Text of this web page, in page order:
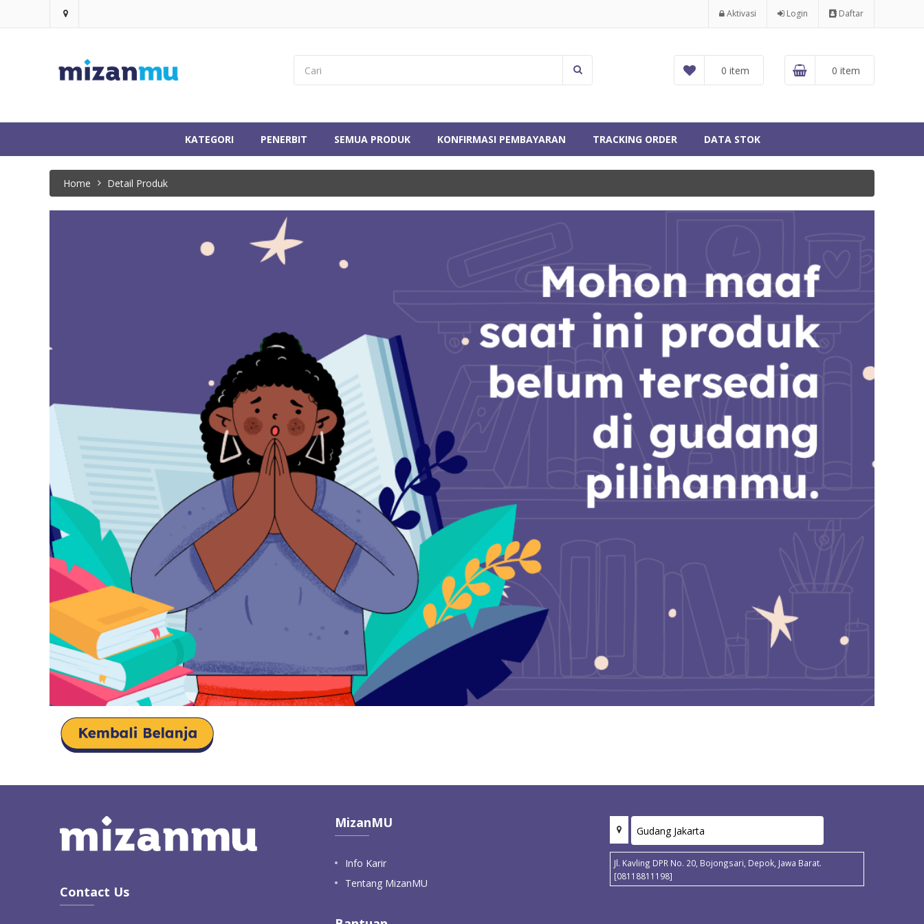
Aktivasi Login Daftar
0 item 0 item
KATEGORI PENERBIT SEMUA PRODUK KONFIRMASI PEMBAYARAN TRACKING ORDER DATA STOK
Home Detail Produk
Contact Us
MizanMU
Info Karir
Tentang MizanMU
Jl. Kavling DPR No. 20, Bojongsari, Depok, Jawa Barat.
[08118811198]